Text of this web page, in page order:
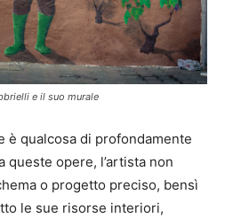
e il suo murale
è qualcosa di profondamente
queste opere, l’artista non
o progetto preciso, bensì
le sue risorse interiori,